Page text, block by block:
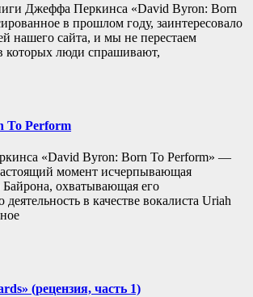
Джеффа Перкинса «David Byron: Born
в прошлом году, заинтересовало
нашего сайта, и мы не перестаем
которых люди спрашивают,
To Perform
«David Byron: Born To Perform» —
момент исчерпывающая
охватывающая его
в качестве вокалиста Uriah
(рецензия, часть 1)